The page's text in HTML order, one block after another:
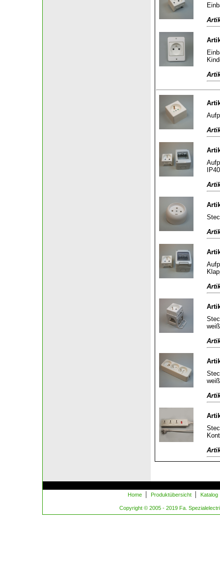
weiß
weiß
Home | Produktübersicht | Katalog
Copyright © 2005 - 2019 Fa.